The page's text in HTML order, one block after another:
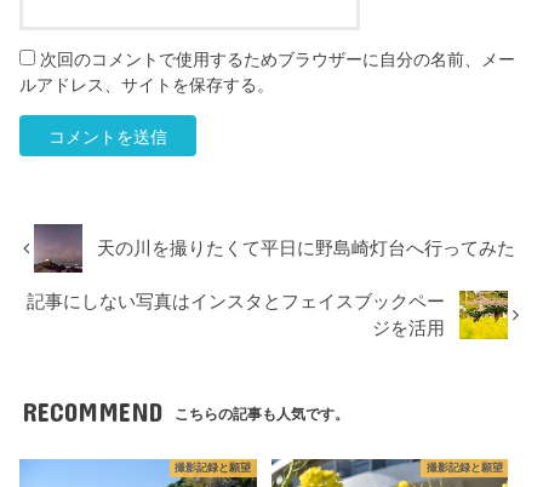
次回のコメントで使用するためブラウザーに自分の名前、メー
ルアドレス、サイトを保存する。
天の川を撮りたくて平日に野島崎灯台へ行ってみた
記事にしない写真はインスタとフェイスブックペー
ジを活用
RECOMMEND こちらの記事も人気です。
撮影記録と願望 撮影記録と願望